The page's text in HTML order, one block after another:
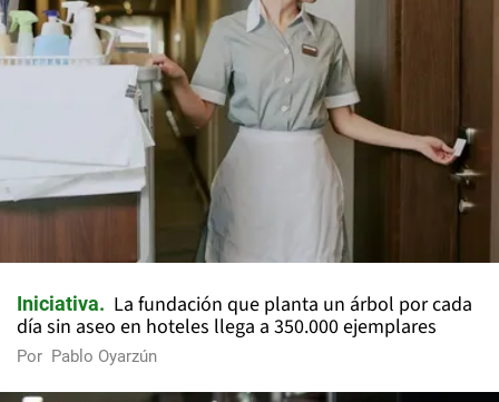
Iniciativa
La fundación que planta un árbol por cada
día sin aseo en hoteles llega a 350.000 ejemplares
Por Pablo Oyarzún